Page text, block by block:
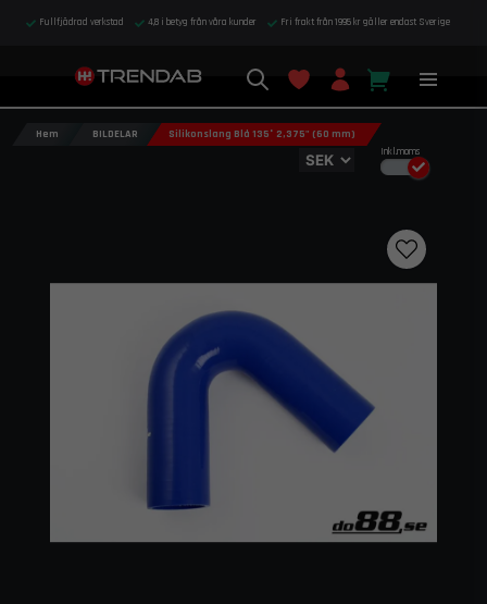
Fullfjädrad verkstad 4,8 i betyg från våra kunder Fri frakt från 1995 kr gäller endast Sverige
Inkl.moms
Hem BILDELAR Silikonslang Blå 135° 2,375" (60 mm)